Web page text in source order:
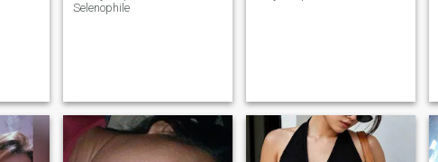
Selenophile